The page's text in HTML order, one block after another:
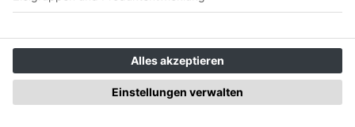
00:47:45
Gefühlt fehlen 1 - 2 Namen die uns mit einem guten Gefühl in